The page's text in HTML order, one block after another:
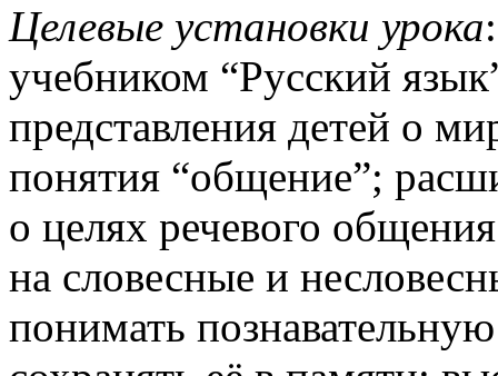
Целевые установки урока
учебником “Русский
представления детей о
понятия “общение”;
о целях речевого
на словесные и
понимать